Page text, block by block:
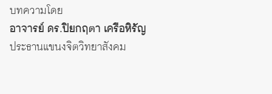
บทความโดย
อาจารย์ ดร.ปิยกฤตา เครือหิรัญ
ประธานแขนงจิตวิทยาสังคม